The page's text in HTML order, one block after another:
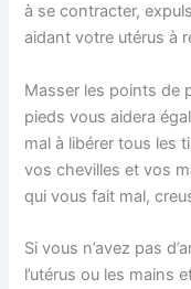
à se contracter,
aidant votre utérus à
Masser les points de
pieds vous aidera
mal à libérer tous les
vos chevilles et vos
qui vous fait mal,
Si vous n’avez pas
l’utérus ou les mains